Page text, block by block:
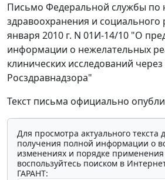
Письмо Федеральной службы по
здравоохранения и социального
января 2010 г. N 01И-14/10 "О
информации о нежелательных
клинических исследований
Росздравнадзора"
Текст письма официально
Для просмотра актуального текста
получения полной информации о
изменениях и порядке применения
воспользуйтесь поиском в
ГАРАНТ: